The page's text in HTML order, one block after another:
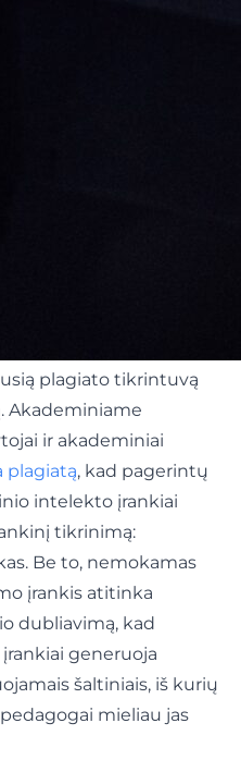
plagiato tikrintuvą
Akademiniame
ir akademiniai
plagiatą, kad pagerintų
intelekto įrankiai
tikrinimą:
Be to, nemokamas
įrankis atitinka
dubliavimą, kad
generuoja
šaltiniais, iš kurių
mieliau jas